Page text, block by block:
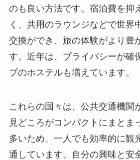
のも良い方法です。宿泊費を抑
く、共用のラウンジなどで世界
交換ができ、旅の体験がより豊
す。近年は、プライバシーが確
プのホステルも増えています。
これらの国々は、公共交通機関
見どころがコンパクトにまとま
多いため、一人でも効率的に観
通しています。自分の興味と安